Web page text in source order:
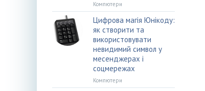
Компютери
Цифрова магія Юнікоду:
як створити та
використовувати
невидимий символ у
месенджерах і
соцмережах
Компютери